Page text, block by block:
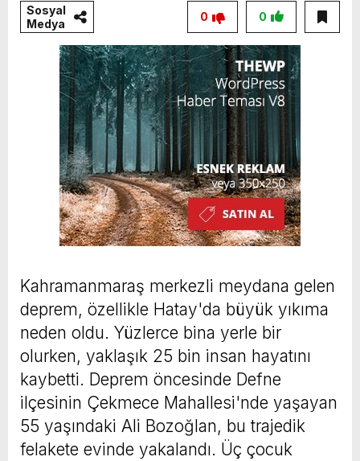
Sosyal
Medya
0
0
Kahramanmaraş merkezli meydana gelen
deprem, özellikle Hatay'da büyük yıkıma
neden oldu. Yüzlerce bina yerle bir
olurken, yaklaşık 25 bin insan hayatını
kaybetti. Deprem öncesinde Defne
ilçesinin Çekmece Mahallesi'nde yaşayan
55 yaşındaki Ali Bozoğlan, bu trajedik
felakete evinde yakalandı. Üç çocuk